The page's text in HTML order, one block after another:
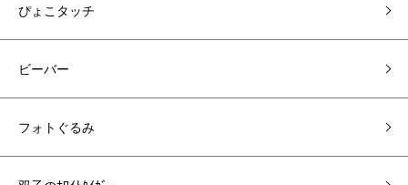
ぴょこタッチ
ビーバー
フォトぐるみ